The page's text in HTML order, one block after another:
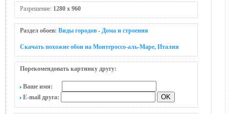
Разрешение: 1280 x 960
Раздел обоев: Виды городов - Дома и строения
Скачать похожие обои на Монтероссо-аль-Маре, Италия
Порекомендовать картинку другу:
Ваше имя:
E-mail друга: